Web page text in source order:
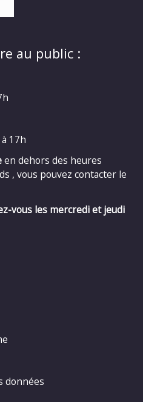
au public :
17h
en dehors des heures
, vous pouvez contacter le
vous les mercredi et jeudi
données